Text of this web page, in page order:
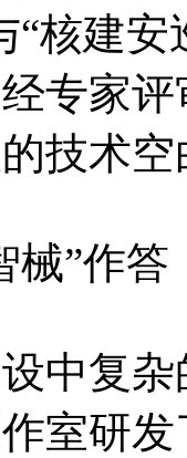
“核建
专家
技术
械”作答
中复
室研